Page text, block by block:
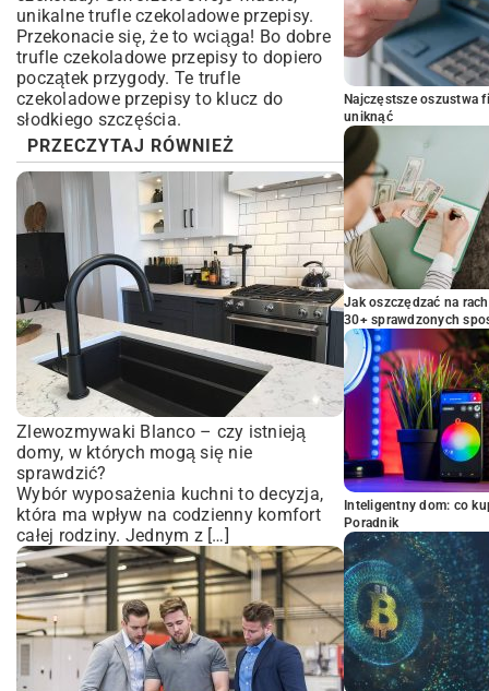
unikalne trufle czekoladowe przepisy.
Przekonacie się, że to wciąga! Bo dobre
trufle czekoladowe przepisy to dopiero
początek przygody. Te trufle
czekoladowe przepisy to klucz do
słodkiego szczęścia.
PRZECZYTAJ RÓWNIEŻ
Zlewozmywaki Blanco – czy istnieją
domy, w których mogą się nie
sprawdzić?
Wybór wyposażenia kuchni to decyzja,
która ma wpływ na codzienny komfort
całej rodziny. Jednym z […]
Najczęstsze oszustwa
uniknąć
Jak oszczędzać na
30+ sprawdzonych
Inteligentny dom: co
Poradnik